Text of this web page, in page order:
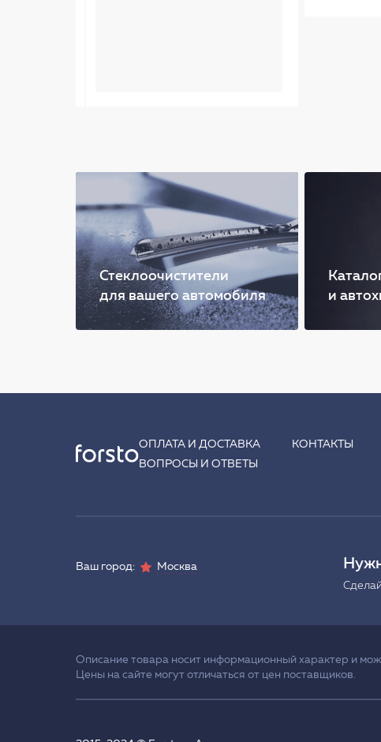
Стеклоочистители
для вашего автомобиля
и
ОПЛАТА И ДОСТАВКА
КОНТАКТЫ
ВОПРОСЫ И ОТВЕТЫ
Ваш город: Москва
Описание товара носит информационный характер и
Цены на сайте могут отличаться от цен поставщиков.